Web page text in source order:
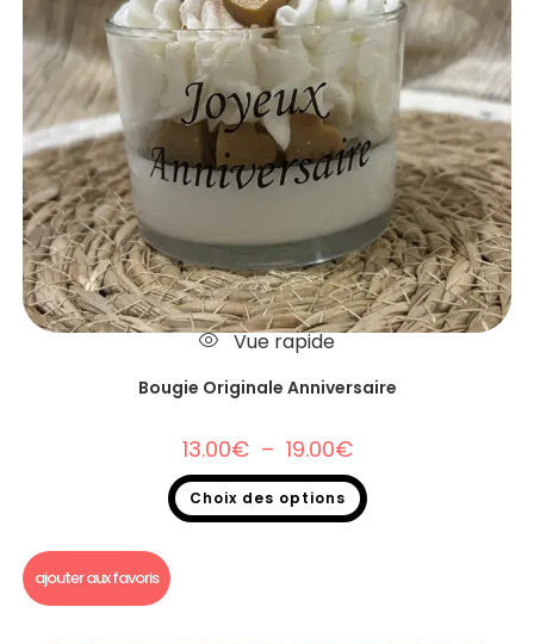
Vue rapide
Bougie Originale Anniversaire
13.00€ – 19.00€
Choix des options
ajouter aux favoris